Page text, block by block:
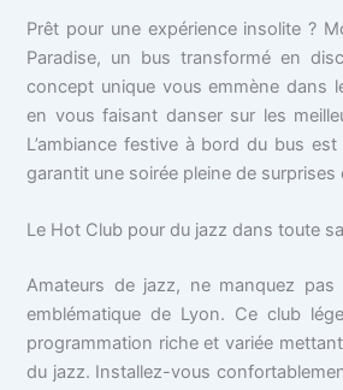
Prêt pour une expérience insolite ?
Paradise, un bus transformé en
concept unique vous emmène dans
en vous faisant danser sur les
L’ambiance festive à bord du bus
garantit une soirée pleine de
Le Hot Club pour du jazz dans toute
Amateurs de jazz, ne manquez
emblématique de Lyon. Ce club
programmation riche et variée
du jazz. Installez-vous